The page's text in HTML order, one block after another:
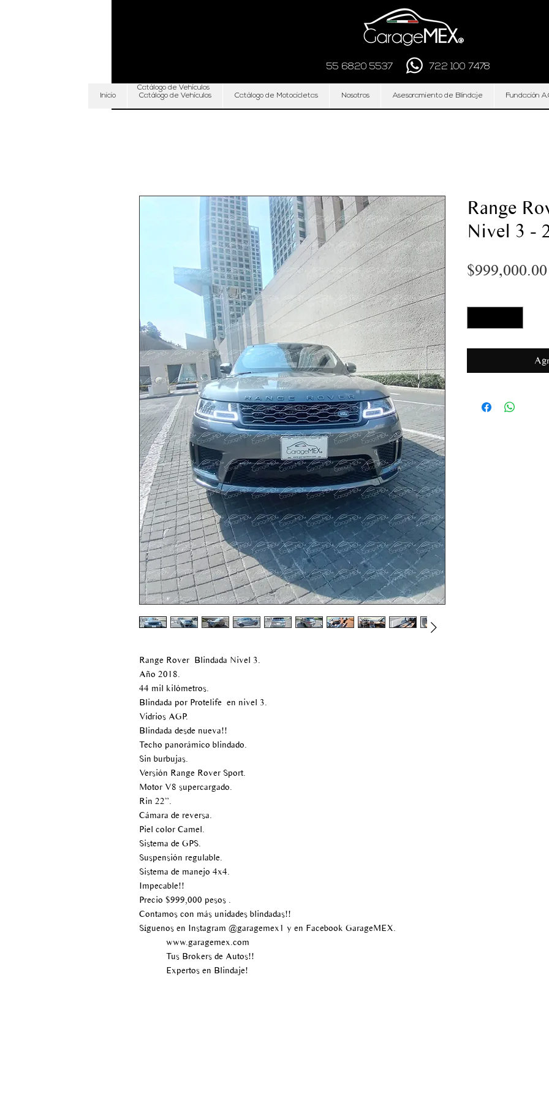
55 6820 5537 722 100 7478
Inicio Catálogo de Vehículos Catálogo de Motocicletas Nosotros Asesoramiento de Blindaje Fundación
Catálogo de Vehículos
Range Rover Blindada Nivel 3.
Año 2018.
44 mil kilómetros.
Blindada por Protelife en nivel 3.
Vidrios AGP.
Blindada desde nueva!!
Techo panorámico blindado.
Sin burbujas.
Versión Range Rover Sport.
Motor V8 supercargado.
Rin 22”.
Cámara de reversa.
Piel color Camel.
Sistema de GPS.
Suspensión regulable.
Sistema de manejo 4x4.
Impecable!!
Precio $999,000 pesos .
Contamos con más unidades blindadas!!
Síguenos en Instagram @garagemex1 y en Facebook GarageMEX.
www.garagemex.com
Tus Brokers de Autos!!
Expertos en Blindaje!
Range
Nivel 3 -
$999,000.00